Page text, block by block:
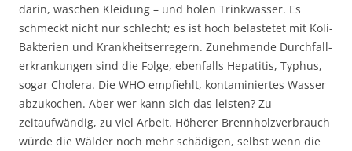
darin, waschen Kleidung – und holen Trinkwasser. Es
schmeckt nicht nur schlecht; es ist hoch belastetet mit Koli-
Bakterien und Krankheits­erregern. Zunehmende Durchfall­
erkrankungen sind die Folge, ebenfalls Hepatitis, Typhus,
sogar Cholera. Die WHO empfiehlt, kontaminiertes Wasser
abzukochen. Aber wer kann sich das leisten? Zu
zeitaufwändig, zu viel Arbeit. Höherer Brennholzverbrauch
würde die Wälder noch mehr schädigen, selbst wenn die